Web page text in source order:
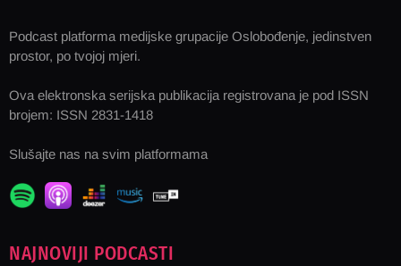
Podcast platforma medijske grupacije Oslobođenje, jedinstven
prostor, po tvojoj mjeri.
Ova elektronska serijska publikacija registrovana je pod ISSN
brojem: ISSN 2831-1418
Slušajte nas na svim platformama
NAJNOVIJI PODCASTI